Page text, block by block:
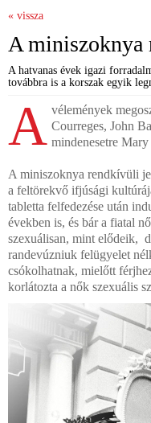
« vissza
A miniszoknya
A hatvanas évek igazi
továbbra is a korszak egyik
A vélemények
Courreges, John
mindenesetre
A miniszoknya rendkívüli
a feltörekvő ifjúsági
tabletta felfedezése után
években is, és bár a fiatal
szexuálisan, mint elődeik,
randevúzniuk felügyelet
csókolhatnak, mielőtt
korlátozta a nők szexuális